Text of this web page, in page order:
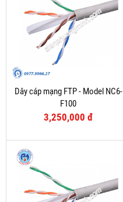
Dây cáp mạng FTP - Model NC6-
F100
3,250,000 đ